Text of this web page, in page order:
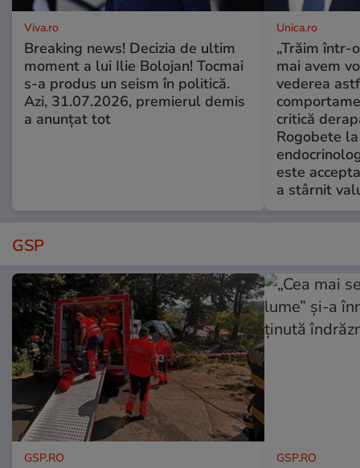
Viva.ro
Breaking news! Decizia de ultim
moment a lui Ilie Bolojan! Tocmai
s-a produs un seism în politică.
Azi, 31.07.2026, premierul demis
a anunțat tot
Unica.ro
„Trăim într-
mai avem
vederea
critică
Rogobete
este
a stârnit
GSP
GSP.RO GSP.RO